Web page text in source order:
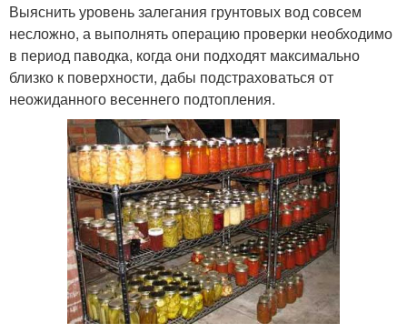
Выяснить уровень залегания грунтовых вод совсем
несложно, а выполнять операцию проверки необходимо
в период паводка, когда они подходят максимально
близко к поверхности, дабы подстраховаться от
неожиданного весеннего подтопления.